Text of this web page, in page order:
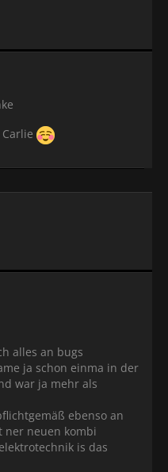
alles an bugs
ja schon einma in der
war ja mehr als
ebenso an
neuen kombi
is das